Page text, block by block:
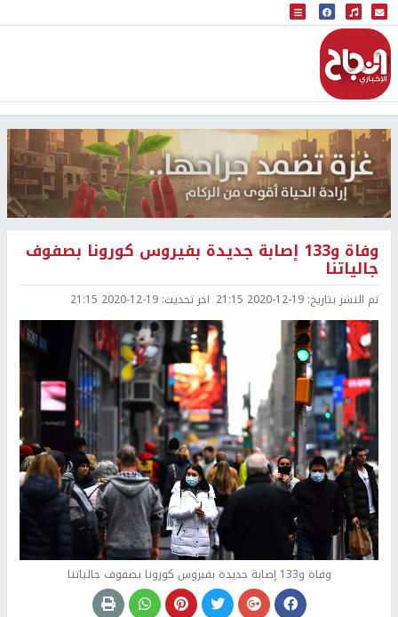
البث المباشر
إذاعة النجاح
وفاة و133 إصابة جديدة بفيروس كورونا بصفوف
جالياتنا
تم النشر بتاريخ: 2020-12-19 21:15 اخر تحديث: 2020-12-19 21:15
وفاة و133 إصابة جديدة بفيروس كورونا بصفوف جالياتنا